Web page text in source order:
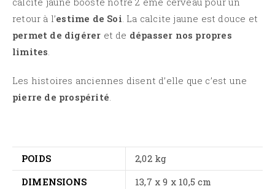
retour à l’estime de Soi. La calcite jaune est douce et
permet de digérer et de dépasser nos propres
limites.
Les histoires anciennes disent d’elle que c’est une
pierre de prospérité.
POIDS
2,02 kg
DIMENSIONS
13,7 x 9 x 10,5 cm